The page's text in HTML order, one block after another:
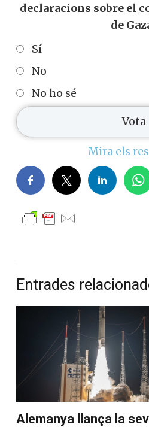
declaracions sobre el
de
Sí
No
No ho sé
Mira els
Entrades
Alemanya llança la